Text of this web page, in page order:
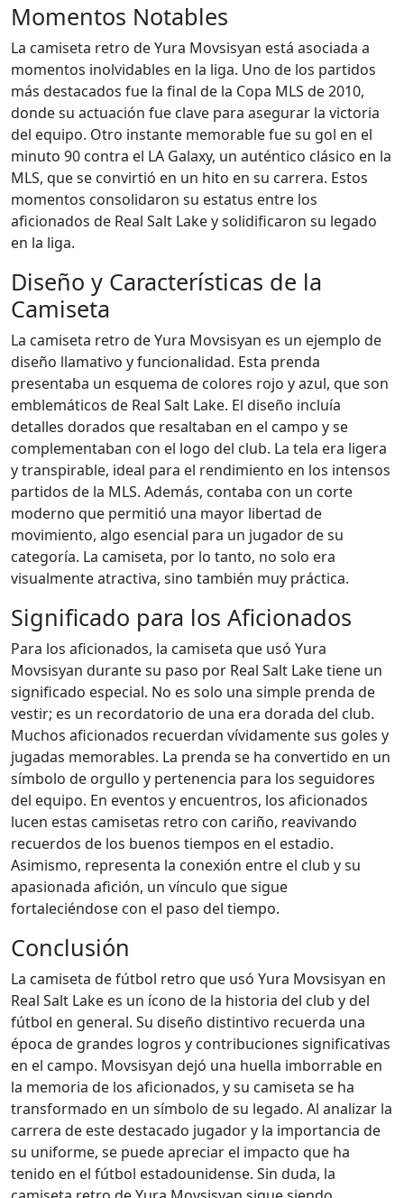
Momentos Notables
La camiseta retro de Yura Movsisyan está asociada a
momentos inolvidables en la liga. Uno de los partidos
más destacados fue la final de la Copa MLS de 2010,
donde su actuación fue clave para asegurar la victoria
del equipo. Otro instante memorable fue su gol en el
minuto 90 contra el LA Galaxy, un auténtico clásico en la
MLS, que se convirtió en un hito en su carrera. Estos
momentos consolidaron su estatus entre los
aficionados de Real Salt Lake y solidificaron su legado
en la liga.
Diseño y Características de la
Camiseta
La camiseta retro de Yura Movsisyan es un ejemplo de
diseño llamativo y funcionalidad. Esta prenda
presentaba un esquema de colores rojo y azul, que son
emblemáticos de Real Salt Lake. El diseño incluía
detalles dorados que resaltaban en el campo y se
complementaban con el logo del club. La tela era ligera
y transpirable, ideal para el rendimiento en los intensos
partidos de la MLS. Además, contaba con un corte
moderno que permitió una mayor libertad de
movimiento, algo esencial para un jugador de su
categoría. La camiseta, por lo tanto, no solo era
visualmente atractiva, sino también muy práctica.
Significado para los Aficionados
Para los aficionados, la camiseta que usó Yura
Movsisyan durante su paso por Real Salt Lake tiene un
significado especial. No es solo una simple prenda de
vestir; es un recordatorio de una era dorada del club.
Muchos aficionados recuerdan vívidamente sus goles y
jugadas memorables. La prenda se ha convertido en un
símbolo de orgullo y pertenencia para los seguidores
del equipo. En eventos y encuentros, los aficionados
lucen estas camisetas retro con cariño, reavivando
recuerdos de los buenos tiempos en el estadio.
Asimismo, representa la conexión entre el club y su
apasionada afición, un vínculo que sigue
fortaleciéndose con el paso del tiempo.
Conclusión
La camiseta de fútbol retro que usó Yura Movsisyan en
Real Salt Lake es un ícono de la historia del club y del
fútbol en general. Su diseño distintivo recuerda una
época de grandes logros y contribuciones significativas
en el campo. Movsisyan dejó una huella imborrable en
la memoria de los aficionados, y su camiseta se ha
transformado en un símbolo de su legado. Al analizar la
carrera de este destacado jugador y la importancia de
su uniforme, se puede apreciar el impacto que ha
tenido en el fútbol estadounidense. Sin duda, la